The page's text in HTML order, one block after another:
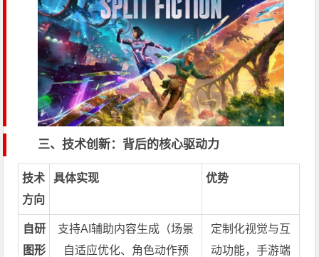
三、技术创新：背后的核心驱动力
技术
方向
具体实现 优势
自研
图形
支持AI辅助内容生成（场景
自适应优化、角色动作预
定制化视觉与互
动功能，手游端